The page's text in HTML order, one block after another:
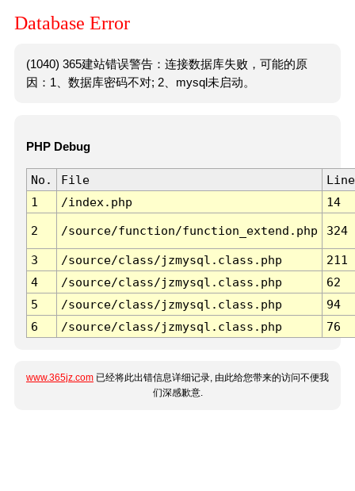
Database Error
(1040) 365建站错误警告：连接数据库失败，可能的原
因：1、数据库密码不对; 2、mysql未启动。
PHP Debug
No. File
Line
1
/index.php 14
2 /source/function/function_extend.php 324
3 /source/class/jzmysql.class.php
211
4
/source/class/jzmysql.class.php
62
5
/source/class/jzmysql.class.php
94
6
/source/class/jzmysql.class.php 76
www.365jz.com 已经将此出错信息详细记录, 由此给您带来的访问不便我
们深感歉意.